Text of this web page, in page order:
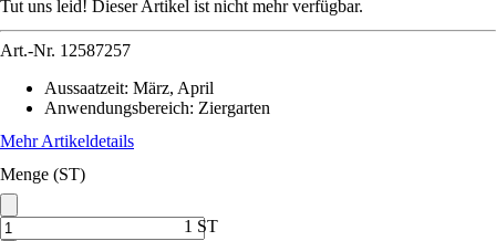
Tut uns leid! Dieser Artikel ist nicht mehr verfügbar.
Art.-Nr. 12587257
Aussaatzeit: März, April
Anwendungsbereich: Ziergarten
Mehr Artikeldetails
Menge (ST)
1 ST